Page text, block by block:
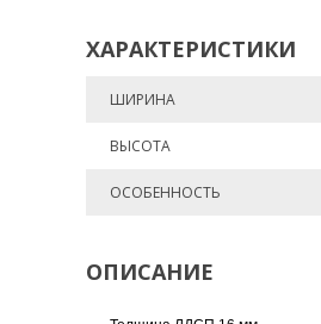
ХАРАКТЕРИСТИКИ
ШИРИНА
ВЫСОТА
ОСОБЕННОСТЬ
ОПИСАНИЕ